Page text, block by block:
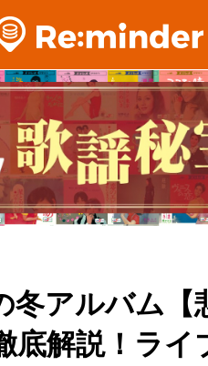
冬アルバム【
底解説！ライ